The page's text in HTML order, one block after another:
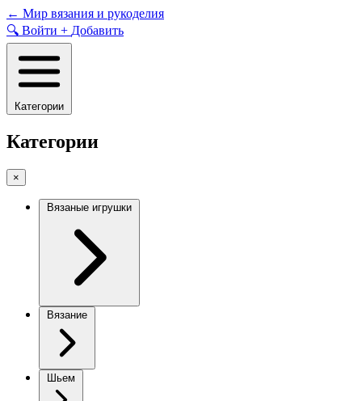
Skip
to
content
← Мир вязания и рукоделия
🔍 Войти + Добавить
Категории
Категории
×
Вязаные игрушки
Вязание
Шьем